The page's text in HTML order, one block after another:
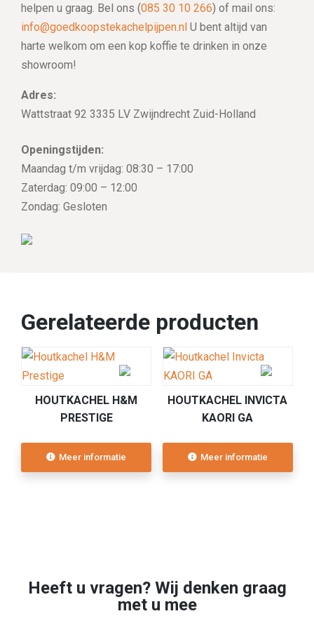
helpen u graag. Bel ons (085 30 10 266) of mail ons:
info@goedkoopstekachelpijpen.nl U bent altijd van
harte welkom om een kop koffie te drinken in onze
showroom!
Adres:
Wattstraat 92 3335 LV Zwijndrecht Zuid-Holland
Openingstijden:
Maandag t/m vrijdag: 08:30 – 17:00
Zaterdag: 09:00 – 12:00
Zondag: Gesloten
Gerelateerde producten
HOUTKACHEL H&M
PRESTIGE
Meer informatie
HOUTKACHEL INVICTA
KAORI GA
Meer informatie
Heeft u vragen? Wij denken graag
met u mee